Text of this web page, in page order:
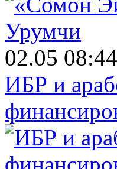
02.05 08:44
ИБР и